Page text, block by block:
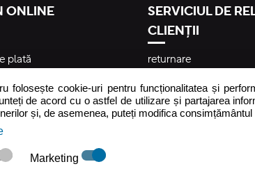
ONLINE
plată
SERVICIUL DE
CLIENȚII
returnare
contact
reclamații
folosește cookie-uri pentru funcționalitatea și
de acord cu o astfel de utilizare și partajarea
și, de asemenea, puteți modifica consimțământul
Marketing